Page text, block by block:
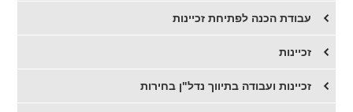
עבודת הכנה לפתיחת זכיינות
זכיינות
זכיינות ועבודה בתיווך נדל"ן בחירות